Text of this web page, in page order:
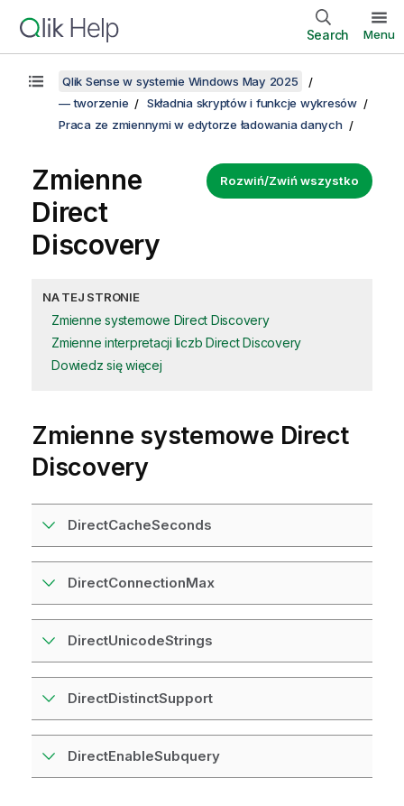
Search Menu
Qlik Sense w systemie Windows May 2025
— tworzenie
Składnia skryptów i funkcje wykresów
Praca ze zmiennymi w edytorze ładowania danych
Rozwiń/Zwiń wszystko
Zmienne
Direct
Discovery
NA TEJ STRONIE
Zmienne systemowe Direct Discovery
Zmienne interpretacji liczb Direct Discovery
Dowiedz się więcej
Zmienne systemowe Direct
Discovery
DirectCacheSeconds
DirectConnectionMax
DirectUnicodeStrings
DirectDistinctSupport
DirectEnableSubquery